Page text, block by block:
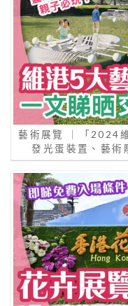
藝術展覽 ｜「2024
發光蛋裝置、藝術